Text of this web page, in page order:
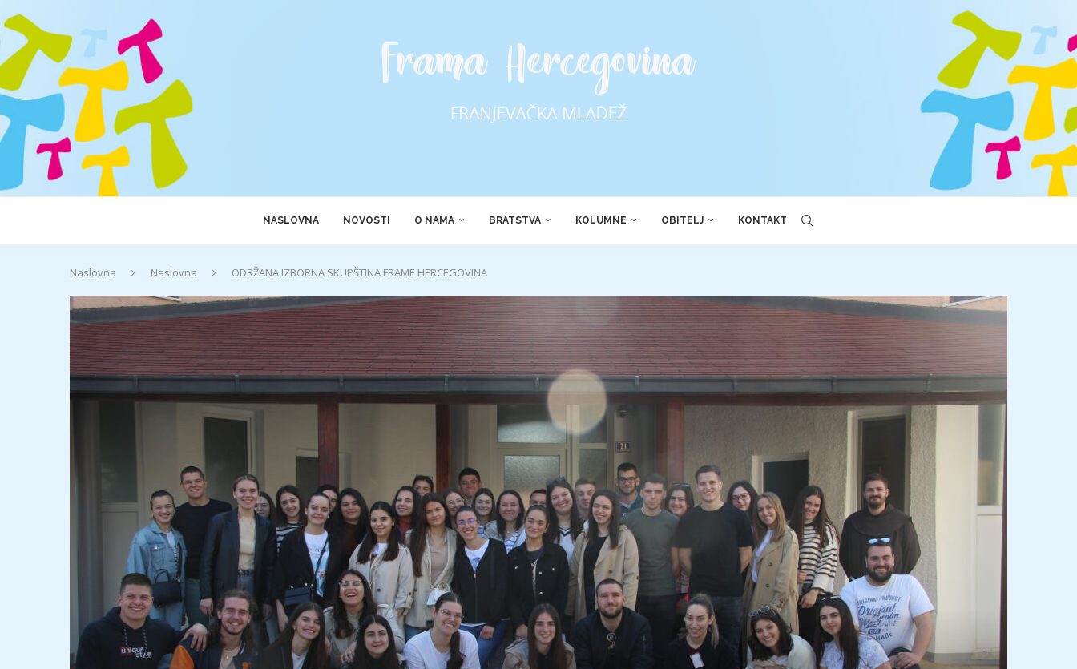
NASLOVNA NOVOSTI O NAMA BRATSTVA KOLUMNE OBITELJ KONTAKT
Naslovna Naslovna ODRŽANA IZBORNA SKUPŠTINA FRAME HERCEGOVINA